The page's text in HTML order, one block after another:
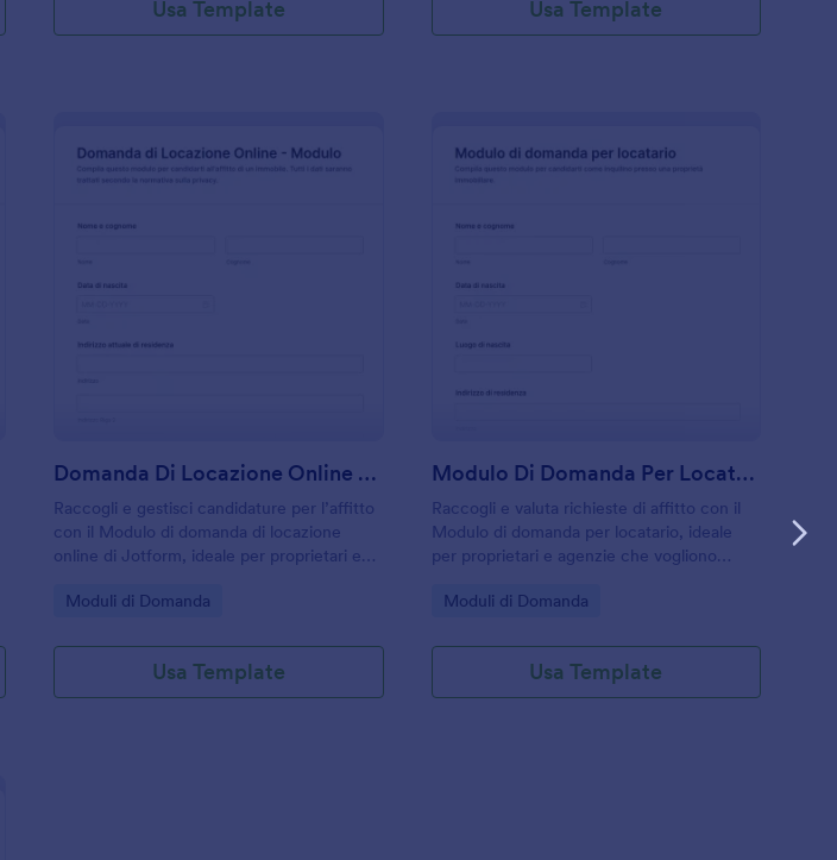
Usa Template Usa Template
Domanda Di Locazione Online Modulo
Raccogli e gestisci candidature per l’affitto
con il Modulo di domanda di locazione
online di Jotform, ideale per proprietari e
velocizzare la raccolta dati e la valutazione
Go to Category:
Moduli di Domanda
Usa Template
Modulo Di Domanda Per Locatario
Raccogli e valuta richieste di affitto con il
Modulo di domanda per locatario, ideale
per proprietari e agenzie che vogliono
invio del modulo con Jotform.
Go to Category:
Moduli di Domanda
Usa Template